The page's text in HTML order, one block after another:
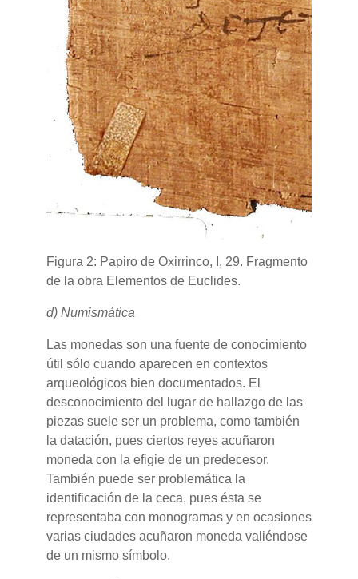
Figura 2: Papiro de Oxirrinco, I, 29. Fragmento
de la obra Elementos de Euclides.
d) Numismática
Las monedas son una fuente de conocimiento
útil sólo cuando aparecen en contextos
arqueológicos bien documentados. El
desconocimiento del lugar de hallazgo de las
piezas suele ser un problema, como también
la datación, pues ciertos reyes acuñaron
moneda con la efigie de un predecesor.
También puede ser problemática la
identificación de la ceca, pues ésta se
representaba con monogramas y en ocasiones
varias ciudades acuñaron moneda valiéndose
de un mismo símbolo.